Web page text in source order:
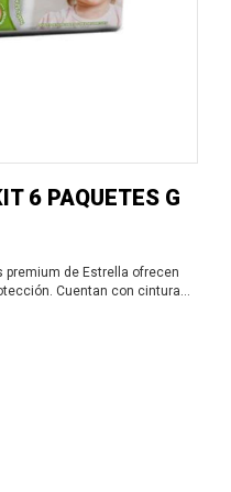
6 PAQUETES G
de Estrella ofrecen
Cuentan con cintura
suavidad, y absorción.